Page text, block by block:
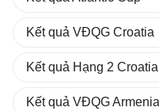
Kết quả VĐQG Croatia
Kết quả Hạng 2 Croatia
Kết quả VĐQG Armenia